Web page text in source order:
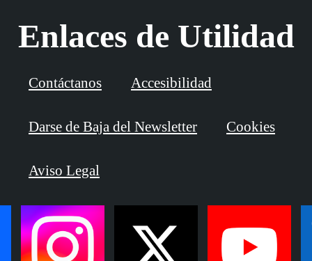
Enlaces de Utilidad
Contáctanos Accesibilidad
Darse de Baja del Newsletter Cookies
Aviso Legal